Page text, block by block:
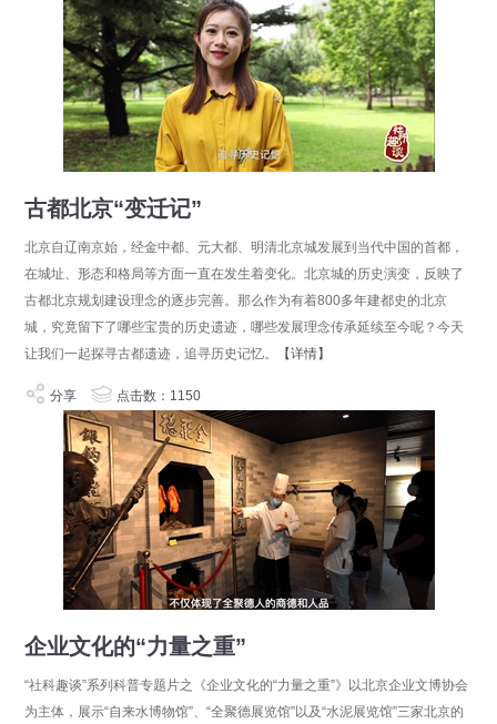
古都北京“变迁记”
北京自辽南京始，经金中都、元大都、明清北京城发展到当代中国的首都，
在城址、形态和格局等方面一直在发生着变化。北京城的历史演变，反映了
古都北京规划建设理念的逐步完善。那么作为有着800多年建都史的北京
城，究竟留下了哪些宝贵的历史遗迹，哪些发展理念传承延续至今呢？今天
让我们一起​探寻古都遗迹，追寻历史记忆。
【详情】
分享 点击数：1150
企业文化的“力量之重”
“社科趣谈”系列科普专题片之《企业文化的“力量之重”》以北京企业文博协会
为主体，展示“自来水博物馆”、“全聚德展览馆”以及“水泥展览馆”三家北京的